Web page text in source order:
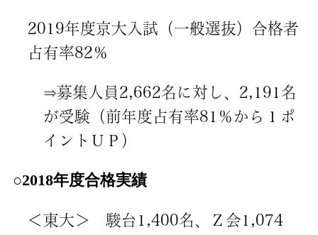
2019年度京大入試（一般選抜）合格者
占有率82％
⇒募集人員2,662名に対し、2,191名
が受験（前年度占有率81％から１ポ
イントＵＰ）
○2018年度合格実績
＜東大＞ 駿台1,400名、Ｚ会1,074